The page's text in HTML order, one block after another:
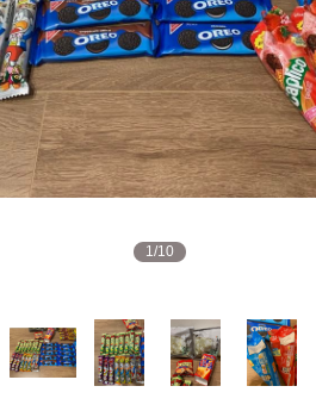
1/10